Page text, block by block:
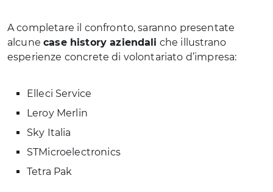
A completare il confronto, saranno presentate
alcunecase history aziendali che illustrano
esperienze concrete di volontariato d’impresa:
Elleci Service
Leroy Merlin
Sky Italia
STMicroelectronics
Tetra Pak